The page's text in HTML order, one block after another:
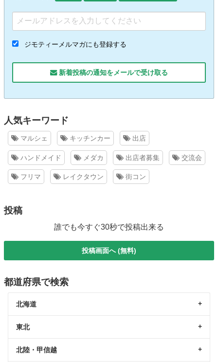
ジモティーメルマガにも登録する
新着投稿の通知をメールで受け取る
人気キーワード
マルシェ キッチンカー 出店
ハンドメイド メダカ 出店者募集 交流会
フリマ レイクタウン 街コン
投稿
誰でも今すぐ30秒で投稿出来る
投稿画面へ (無料)
都道府県で検索
北海道
東北
北陸・甲信越